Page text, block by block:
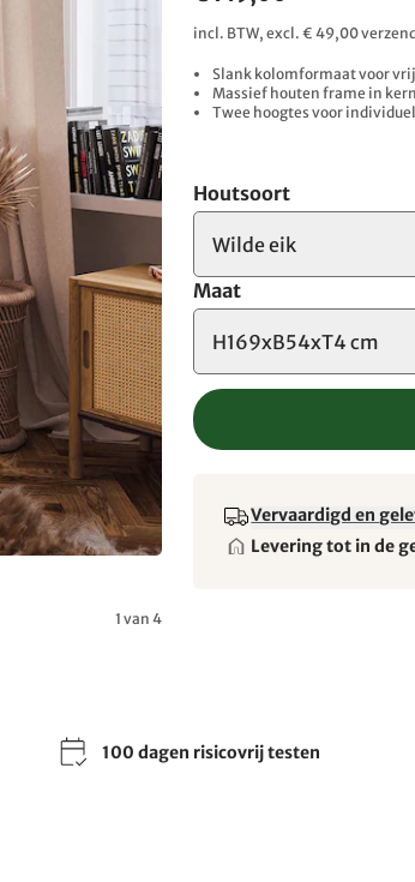
1 van 4
incl. BTW, excl. € 49,00
Slank kolomformaat voor
Massief houten frame in
Twee hoogtes voor
Houtsoort
Wilde eik
Maat
H169xB54xT4 cm
Vervaardigd en
Levering tot in de
100 dagen risicovrij testen